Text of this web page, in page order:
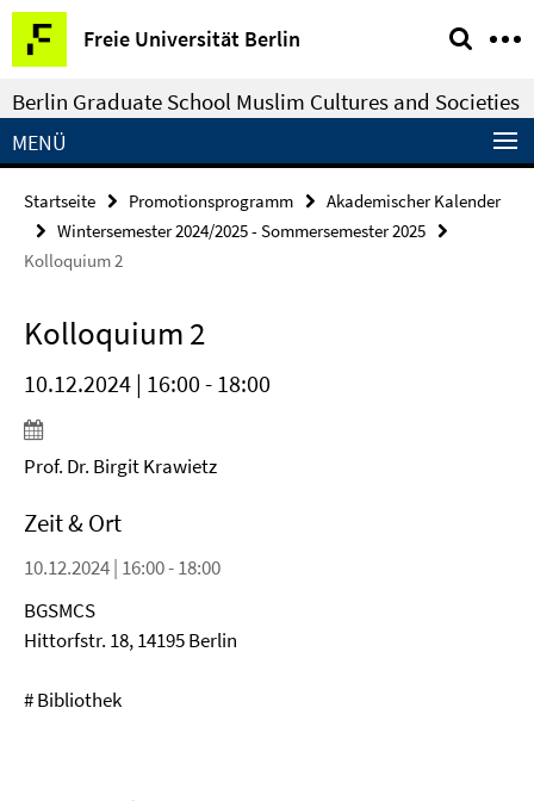
Springe
direkt
zu
Inhalt
Freie Universität Berlin
Service-
Navigation
Berlin Graduate School Muslim Cultures and Societies
MENÜ
Startseite Promotionsprogramm
Akademischer Kalender
Wintersemester 2024/2025 - Sommersemester 2025
Kolloquium 2
Kolloquium 2
10.12.2024 | 16:00 - 18:00
Prof. Dr. Birgit Krawietz
Zeit & Ort
10.12.2024 | 16:00 - 18:00
BGSMCS
Hittorfstr. 18, 14195 Berlin
# Bibliothek